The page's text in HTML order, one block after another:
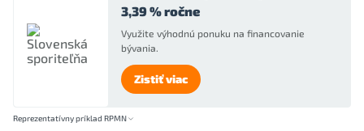
3,39 % ročne
Využite výhodnú ponuku na financovanie
bývania.
Zistiť viac
Reprezentatívny príklad RPMN